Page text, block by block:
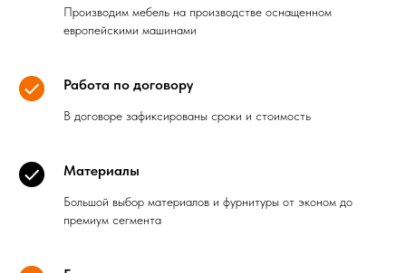
Производим мебель на производстве оснащенном
европейскими машинами
Работа по договору
В договоре зафиксированы сроки и стоимость
Материалы
Большой выбор материалов и фурнитуры от эконом до
премиум сегмента